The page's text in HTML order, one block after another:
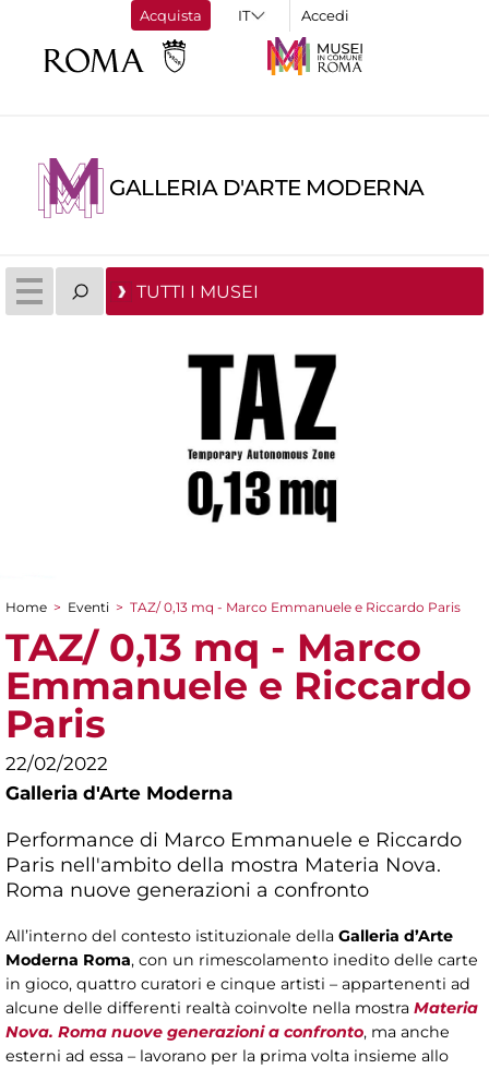
Acquista Accedi
GALLERIA D'ARTE MODERNA
TUTTI I MUSEI
Tu sei qui
Home > Eventi > TAZ/ 0,13 mq - Marco Emmanuele e Riccardo Paris
TAZ/ 0,13 mq - Marco
Emmanuele e Riccardo
Paris
22/02/2022
Galleria d'Arte Moderna
Performance di Marco Emmanuele e Riccardo
Paris nell'ambito della mostra Materia Nova.
Roma nuove generazioni a confronto
All’interno del contesto istituzionale della Galleria d’Arte
Moderna Roma, con un rimescolamento inedito delle carte
in gioco, quattro curatori e cinque artisti – appartenenti ad
alcune delle differenti realtà coinvolte nella mostra Materia
Nova. Roma nuove generazioni a confronto, ma anche
esterni ad essa – lavorano per la prima volta insieme allo